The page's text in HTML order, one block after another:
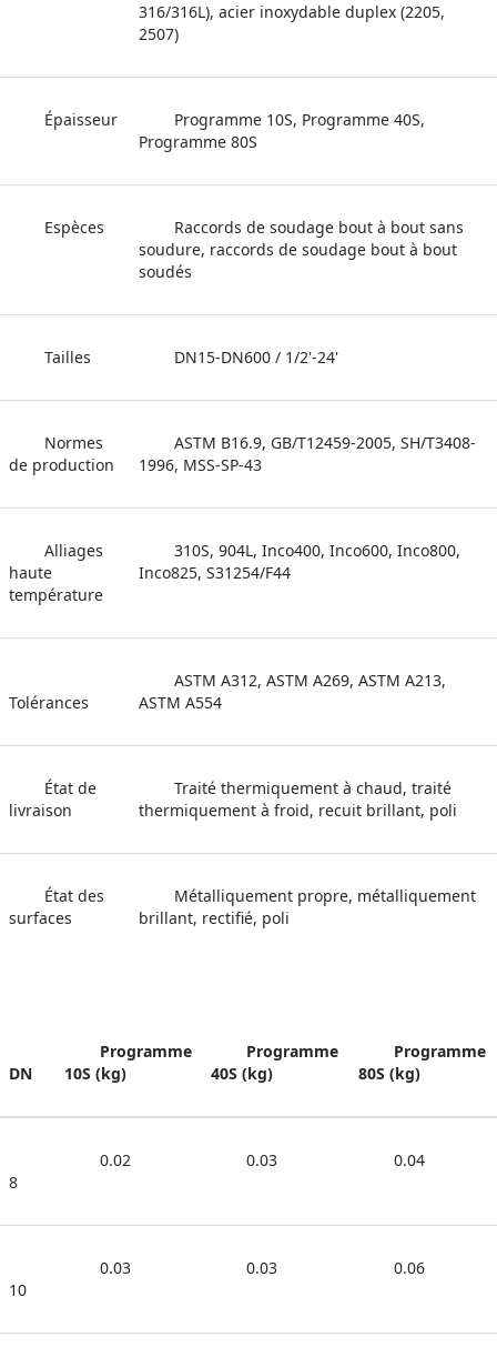
316/316L), acier inoxydable duplex (2205,
2507)
Épaisseur
Programme 10S, Programme 40S,
Programme 80S
Espèces
Raccords de soudage bout à bout sans
soudure, raccords de soudage bout à bout
soudés
Tailles DN15-DN600 / 1/2'-24'
Normes
de production
ASTM B16.9, GB/T12459-2005, SH/T3408-
1996, MSS-SP-43
Alliages
haute
température
310S, 904L, Inco400, Inco600, Inco800,
Inco825, S31254/F44
Tolérances
ASTM A312, ASTM A269, ASTM A213,
ASTM A554
État de
livraison
Traité thermiquement à chaud, traité
thermiquement à froid, recuit brillant, poli
État des
surfaces
Métalliquement propre, métalliquement
brillant, rectifié, poli
DN
Programme
10S (kg)
Programme
40S (kg)
Programme
80S (kg)
8
0.02 0.03 0.04
10
0.03 0.03 0.06